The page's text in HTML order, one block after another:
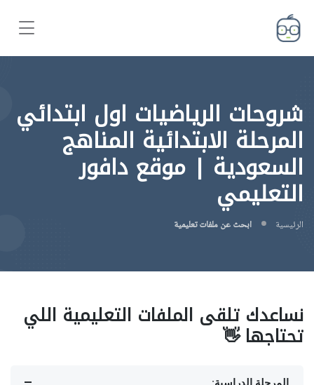
شروحات الرياضيات اول ابتدائي
المرحلة الابتدائية المناهج
السعودية | موقع دافور
التعليمي
الرئيسية ابحث عن ملفات تعليمية
نساعدك تلقى الملفات التعليمية اللي
تحتاجها 👋